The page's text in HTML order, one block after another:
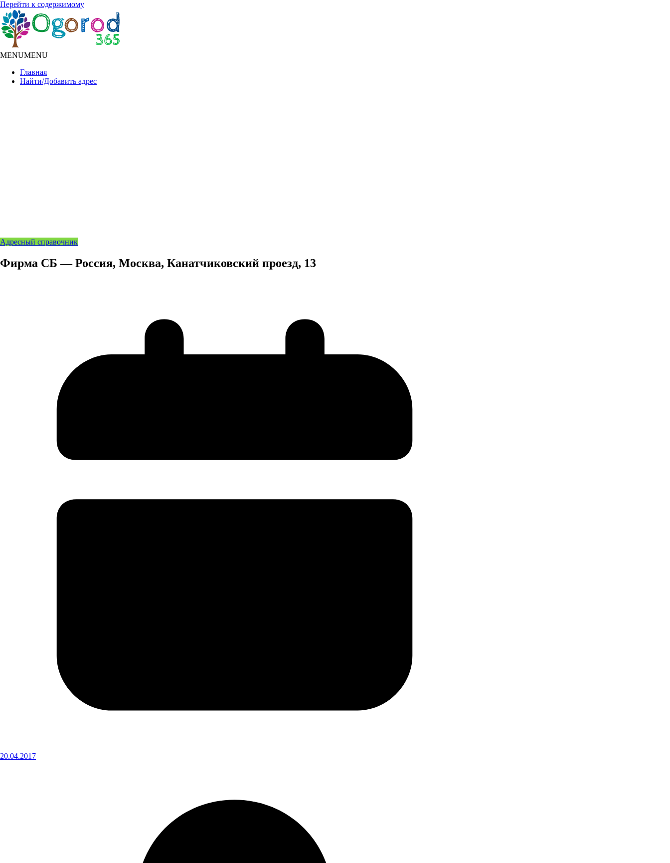
Перейти к содержимому
MENUMENU
Главная
Найти/Добавить адрес
Адресный справочник
Фирма СБ — Россия, Москва, Канатчиковский проезд, 13
20.04.2017